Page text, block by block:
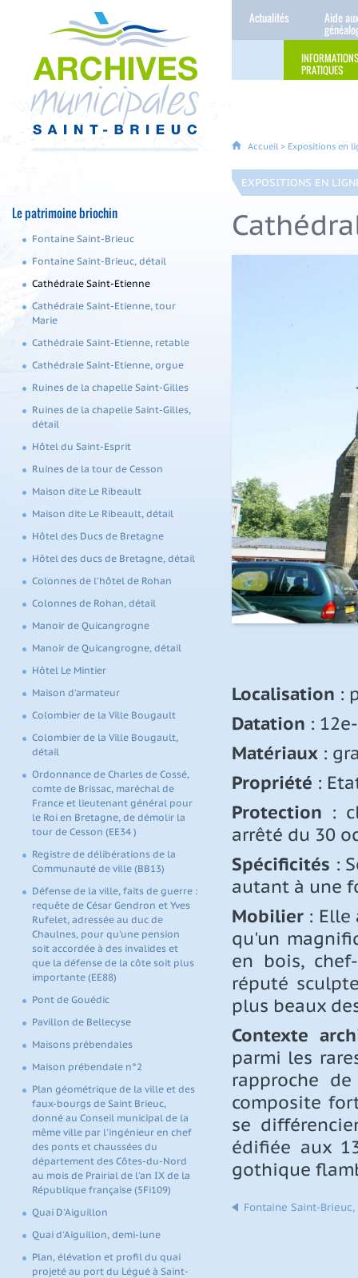
Actualités Aide
INFORMATIONS
PRATIQUES
Accueil> Expositions en
EXPOSITIONS EN
Le patrimoine briochin
Fontaine Saint-Brieuc
Fontaine Saint-Brieuc, détail
Cathédrale Saint-Etienne
Cathédrale Saint-Etienne, tour
Marie
Cathédrale Saint-Etienne, retable
Cathédrale Saint-Etienne, orgue
Ruines de la chapelle Saint-Gilles
Ruines de la chapelle Saint-Gilles,
détail
Hôtel du Saint-Esprit
Ruines de la tour de Cesson
Maison dite Le Ribeault
Maison dite Le Ribeault, détail
Hôtel des Ducs de Bretagne
Hôtel des ducs de Bretagne, détail
Colonnes de l’hôtel de Rohan
Colonnes de Rohan, détail
Manoir de Quicangrogne
Manoir de Quicangrogne, détail
Hôtel Le Mintier
Maison d'armateur
Colombier de la Ville Bougault
Colombier de la Ville Bougault,
détail
Ordonnance de Charles de Cossé,
comte de Brissac, maréchal de
France et lieutenant général pour
le Roi en Bretagne, de démolir la
tour de Cesson (EE34 )
Registre de délibérations de la
Communauté de ville (BB13)
Défense de la ville, faits de guerre :
requête de César Gendron et Yves
Rufelet, adressée au duc de
Chaulnes, pour qu'une pension
soit accordée à des invalides et
que la défense de la côte soit plus
importante (EE88)
Pont de Gouédic
Pavillon de Bellecyse
Maisons prébendales
Maison prébendale n°2
Plan géométrique de la ville et des
faux-bourgs de Saint Brieuc,
donné au Conseil municipal de la
même ville par l'ingénieur en chef
des ponts et chaussées du
département des Côtes-du-Nord
au mois de Prairial de l'an IX de la
République française (5Fi109)
Quai D'Aiguillon
Quai d'Aiguillon, demi-lune
Plan, élévation et profil du quai
projeté au port du Légué à Saint-
Localisation :
Datation :
Matériaux :
Propriété :
Protection :
arrêté du 30
Spécificités :
autant à une
Mobilier :
qu'un
en bois,
réputé
plus beaux
Contexte
parmi les
rapproche
composite
se
édifiée aux
gothique
Fontaine Saint-